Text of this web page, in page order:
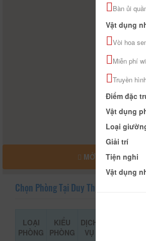
MỞ RỘNG BẢN ĐỒ
Chọn Phòng Tại Duy Thịnh Hostel
LOẠI
PHÒNG
KIỂU
PHÒNG
DỊCH
VỤ
Bàn ủi
Vật dụng
Vòi hoa
Miễn phí
Truyền
Điểm đặc
Vật dụng
Loại
Giải trí
Tiện nghi
Vật dụng